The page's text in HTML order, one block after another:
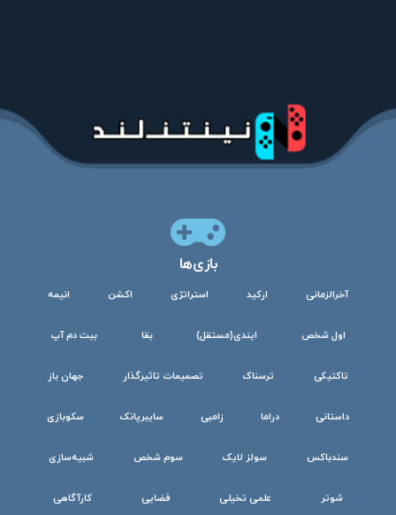
بازی‌ها
آخرالزمانی ارکید استراتژی اکشن انیمه
اول شخص ایندی(مستقل) بقا بیت دم آپ
تاکتیکی ترسناک تصمیمات تاثیرگذار جهان باز
داستانی دراما زامبی سایبرپانک سکوبازی
سندباکس سولز لایک سوم شخص شبیه‌سازی
شوتر علمی تخیلی فضایی کارآگاهی